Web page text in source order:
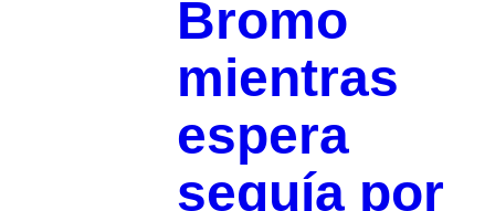
Bromo
mientras
espera
sequía por